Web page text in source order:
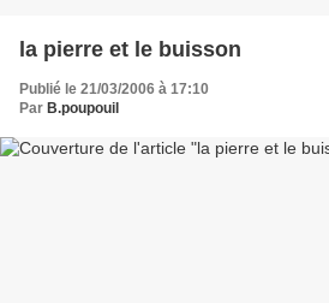
la pierre et le buisson
Publié le 21/03/2006 à 17:10
Par B.poupouil